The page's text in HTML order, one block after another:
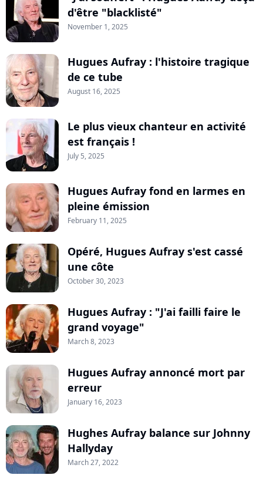
d'être "blacklisté"
November 1, 2025
Hugues Aufray : l'histoire tragique
de ce tube
August 16, 2025
Le plus vieux chanteur en activité
est français !
July 5, 2025
Hugues Aufray fond en larmes en
pleine émission
February 11, 2025
Opéré, Hugues Aufray s'est cassé
une côte
October 30, 2023
Hugues Aufray : "J'ai failli faire le
grand voyage"
March 8, 2023
Hugues Aufray annoncé mort par
erreur
January 16, 2023
Hughes Aufray balance sur Johnny
Hallyday
March 27, 2022